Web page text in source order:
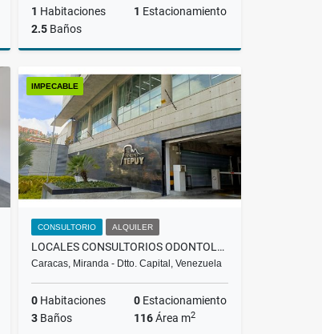
1 Habitaciones 1 Estacionamiento
2.5 Baños
Venta
US$362,420
IMPECABLE
CONSULTORIO ALQUILER
LOCALES CONSULTORIOS ODONTOLOGICOS EN ALQUILER LA TRINIDAD/CCS RH
Caracas, Miranda - Dtto. Capital, Venezuela
0 Habitaciones 0 Estacionamiento
3 Baños 116Área m2